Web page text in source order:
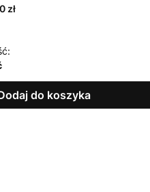
zł
do koszyka